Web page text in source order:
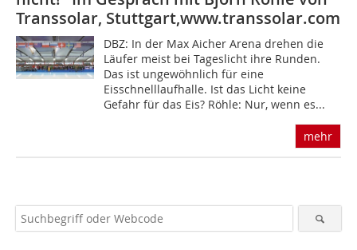
Transsolar, Stuttgart,www.transsolar.com
DBZ: In der Max Aicher Arena drehen die
Läufer meist bei Tageslicht ihre Runden.
Das ist ungewöhnlich für eine
Eisschnelllaufhalle. Ist das Licht keine
Gefahr für das Eis? Röhle: Nur, wenn es...
mehr